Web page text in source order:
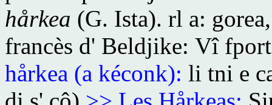
hårkea (G. Ista). rl a:
francès d' Beldjike: Vî
hårkea (a kéconk): li tni e